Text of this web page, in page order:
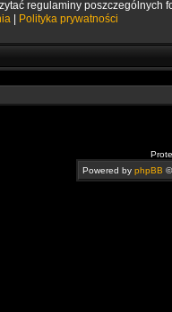
regulaminy poszczególnych
| Polityka prywatności
Powered by phpBB